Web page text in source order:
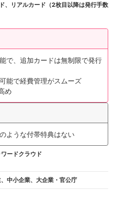
、リアルカード（2枚目以降は発行手数
で、追加カードは無制限で発行
能で経費管理がスムーズ
め
ような付帯特典はない
ードクラウド
中小企業、大企業・官公庁